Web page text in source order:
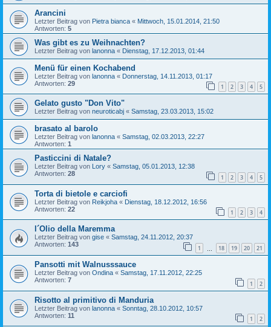
Arancini
Letzter Beitrag von Pietra bianca « Mittwoch, 15.01.2014, 21:50
Antworten: 5
Was gibt es zu Weihnachten?
Letzter Beitrag von lanonna « Dienstag, 17.12.2013, 01:44
Menü für einen Kochabend
Letzter Beitrag von lanonna « Donnerstag, 14.11.2013, 01:17
Antworten: 29 1 2 3 4 5
Gelato gusto "Don Vito"
Letzter Beitrag von neuroticabj « Samstag, 23.03.2013, 15:02
brasato al barolo
Letzter Beitrag von lanonna « Samstag, 02.03.2013, 22:27
Antworten: 1
Pasticcini di Natale?
Letzter Beitrag von Lory « Samstag, 05.01.2013, 12:38
Antworten: 28 1 2 3 4 5
Torta di bietole e carciofi
Letzter Beitrag von Reikjoha « Dienstag, 18.12.2012, 16:56
Antworten: 22 1 2 3 4
l´Olio della Maremma
Letzter Beitrag von gise « Samstag, 24.11.2012, 20:37
Antworten: 143 1 18 19 20 21
Pansotti mit Walnusssauce
Letzter Beitrag von Ondina « Samstag, 17.11.2012, 22:25
Antworten: 7 1 2
Risotto al primitivo di Manduria
Letzter Beitrag von lanonna « Sonntag, 28.10.2012, 10:57
Antworten: 11 1 2